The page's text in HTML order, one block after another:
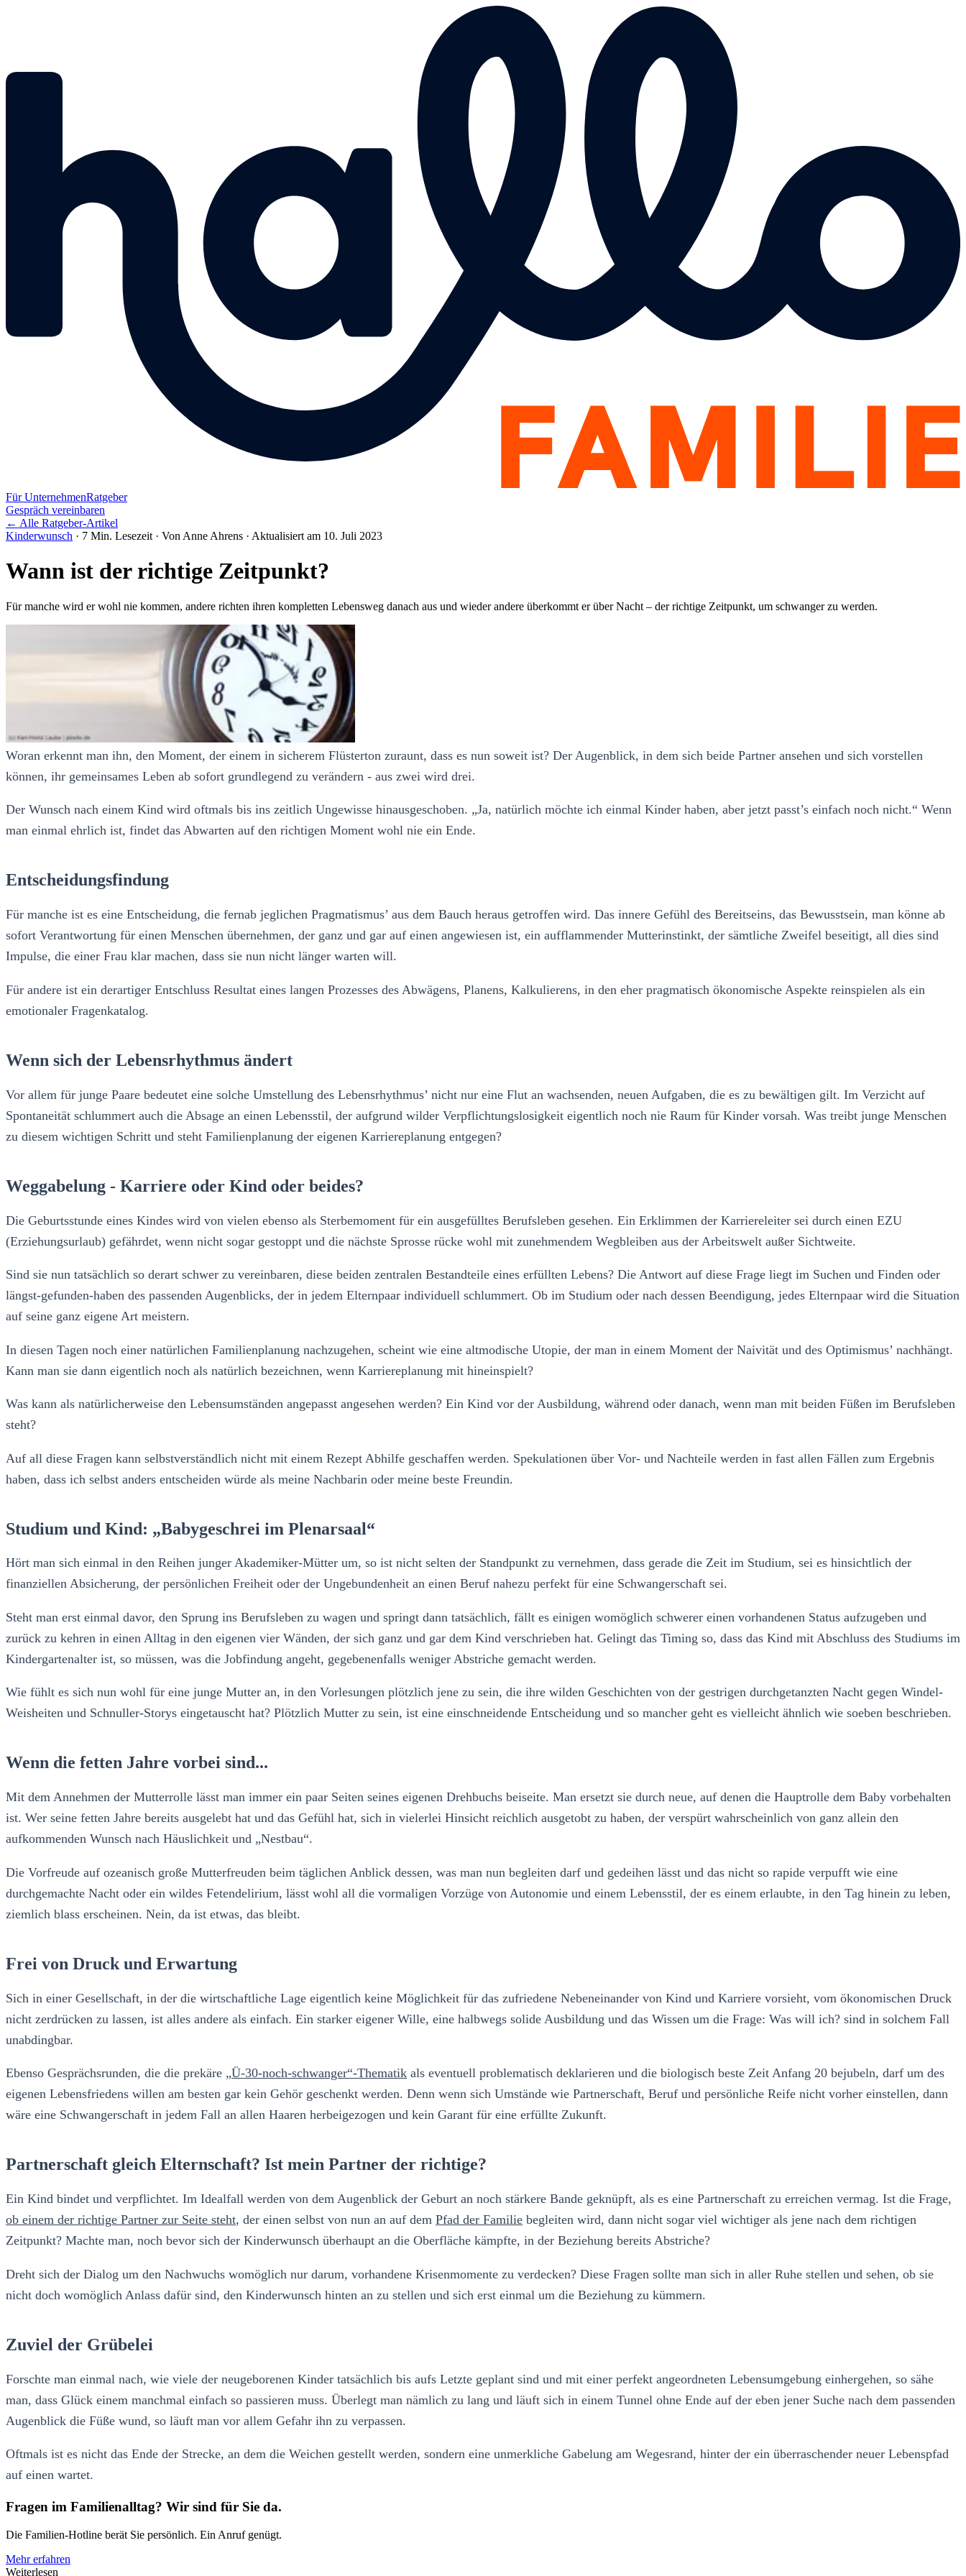
Für UnternehmenRatgeber
Gespräch vereinbaren
← Alle Ratgeber-Artikel
Kinderwunsch · 7 Min. Lesezeit · Von Anne Ahrens · Aktualisiert am 10. Juli 2023
Wann ist der richtige Zeitpunkt?
Für manche wird er wohl nie kommen, andere richten ihren kompletten Lebensweg danach aus und wieder andere überkommt er über Nacht – der richtige Zeitpunkt, um schwanger zu werden.
Woran erkennt man ihn, den Moment, der einem in sicherem Flüsterton zuraunt, dass es nun soweit ist? Der Augenblick, in dem sich beide Partner ansehen und sich vorstellen
können, ihr gemeinsames Leben ab sofort grundlegend zu verändern - aus zwei wird drei.
Der Wunsch nach einem Kind wird oftmals bis ins zeitlich Ungewisse hinausgeschoben. „Ja, natürlich möchte ich einmal Kinder haben, aber jetzt passt’s einfach noch nicht.“ Wenn
man einmal ehrlich ist, findet das Abwarten auf den richtigen Moment wohl nie ein Ende.
Entscheidungsfindung
Für manche ist es eine Entscheidung, die fernab jeglichen Pragmatismus’ aus dem Bauch heraus getroffen wird. Das innere Gefühl des Bereitseins, das Bewusstsein, man könne ab
sofort Verantwortung für einen Menschen übernehmen, der ganz und gar auf einen angewiesen ist, ein aufflammender Mutterinstinkt, der sämtliche Zweifel beseitigt, all dies sind
Impulse, die einer Frau klar machen, dass sie nun nicht länger warten will.
Für andere ist ein derartiger Entschluss Resultat eines langen Prozesses des Abwägens, Planens, Kalkulierens, in den eher pragmatisch ökonomische Aspekte reinspielen als ein
emotionaler Fragenkatalog.
Wenn sich der Lebensrhythmus ändert
Vor allem für junge Paare bedeutet eine solche Umstellung des Lebensrhythmus’ nicht nur eine Flut an wachsenden, neuen Aufgaben, die es zu bewältigen gilt. Im Verzicht auf
Spontaneität schlummert auch die Absage an einen Lebensstil, der aufgrund wilder Verpflichtungslosigkeit eigentlich noch nie Raum für Kinder vorsah. Was treibt junge Menschen
zu diesem wichtigen Schritt und steht Familienplanung der eigenen Karriereplanung entgegen?
Weggabelung - Karriere oder Kind oder beides?
Die Geburtsstunde eines Kindes wird von vielen ebenso als Sterbemoment für ein ausgefülltes Berufsleben gesehen. Ein Erklimmen der Karriereleiter sei durch einen EZU
(Erziehungsurlaub) gefährdet, wenn nicht sogar gestoppt und die nächste Sprosse rücke wohl mit zunehmendem Wegbleiben aus der Arbeitswelt außer Sichtweite.
Sind sie nun tatsächlich so derart schwer zu vereinbaren, diese beiden zentralen Bestandteile eines erfüllten Lebens? Die Antwort auf diese Frage liegt im Suchen und Finden oder
längst-gefunden-haben des passenden Augenblicks, der in jedem Elternpaar individuell schlummert. Ob im Studium oder nach dessen Beendigung, jedes Elternpaar wird die Situation
auf seine ganz eigene Art meistern.
In diesen Tagen noch einer natürlichen Familienplanung nachzugehen, scheint wie eine altmodische Utopie, der man in einem Moment der Naivität und des Optimismus’ nachhängt.
Kann man sie dann eigentlich noch als natürlich bezeichnen, wenn Karriereplanung mit hineinspielt?
Was kann als natürlicherweise den Lebensumständen angepasst angesehen werden? Ein Kind vor der Ausbildung, während oder danach, wenn man mit beiden Füßen im Berufsleben
steht?
Auf all diese Fragen kann selbstverständlich nicht mit einem Rezept Abhilfe geschaffen werden. Spekulationen über Vor- und Nachteile werden in fast allen Fällen zum Ergebnis
haben, dass ich selbst anders entscheiden würde als meine Nachbarin oder meine beste Freundin.
Studium und Kind: „Babygeschrei im Plenarsaal“
Hört man sich einmal in den Reihen junger Akademiker-Mütter um, so ist nicht selten der Standpunkt zu vernehmen, dass gerade die Zeit im Studium, sei es hinsichtlich der
finanziellen Absicherung, der persönlichen Freiheit oder der Ungebundenheit an einen Beruf nahezu perfekt für eine Schwangerschaft sei.
Steht man erst einmal davor, den Sprung ins Berufsleben zu wagen und springt dann tatsächlich, fällt es einigen womöglich schwerer einen vorhandenen Status aufzugeben und
zurück zu kehren in einen Alltag in den eigenen vier Wänden, der sich ganz und gar dem Kind verschrieben hat. Gelingt das Timing so, dass das Kind mit Abschluss des Studiums im
Kindergartenalter ist, so müssen, was die Jobfindung angeht, gegebenenfalls weniger Abstriche gemacht werden.
Wie fühlt es sich nun wohl für eine junge Mutter an, in den Vorlesungen plötzlich jene zu sein, die ihre wilden Geschichten von der gestrigen durchgetanzten Nacht gegen Windel-
Weisheiten und Schnuller-Storys eingetauscht hat? Plötzlich Mutter zu sein, ist eine einschneidende Entscheidung und so mancher geht es vielleicht ähnlich wie soeben beschrieben.
Wenn die fetten Jahre vorbei sind...
Mit dem Annehmen der Mutterrolle lässt man immer ein paar Seiten seines eigenen Drehbuchs beiseite. Man ersetzt sie durch neue, auf denen die Hauptrolle dem Baby vorbehalten
ist. Wer seine fetten Jahre bereits ausgelebt hat und das Gefühl hat, sich in vielerlei Hinsicht reichlich ausgetobt zu haben, der verspürt wahrscheinlich von ganz allein den
aufkommenden Wunsch nach Häuslichkeit und „Nestbau“.
Die Vorfreude auf ozeanisch große Mutterfreuden beim täglichen Anblick dessen, was man nun begleiten darf und gedeihen lässt und das nicht so rapide verpufft wie eine
durchgemachte Nacht oder ein wildes Fetendelirium, lässt wohl all die vormaligen Vorzüge von Autonomie und einem Lebensstil, der es einem erlaubte, in den Tag hinein zu leben,
ziemlich blass erscheinen. Nein, da ist etwas, das bleibt.
Frei von Druck und Erwartung
Sich in einer Gesellschaft, in der die wirtschaftliche Lage eigentlich keine Möglichkeit für das zufriedene Nebeneinander von Kind und Karriere vorsieht, vom ökonomischen Druck
nicht zerdrücken zu lassen, ist alles andere als einfach. Ein starker eigener Wille, eine halbwegs solide Ausbildung und das Wissen um die Frage: Was will ich? sind in solchem Fall
unabdingbar.
Ebenso Gesprächsrunden, die die prekäre „Ü-30-noch-schwanger“-Thematik als eventuell problematisch deklarieren und die biologisch beste Zeit Anfang 20 bejubeln, darf um des
eigenen Lebensfriedens willen am besten gar kein Gehör geschenkt werden. Denn wenn sich Umstände wie Partnerschaft, Beruf und persönliche Reife nicht vorher einstellen, dann
wäre eine Schwangerschaft in jedem Fall an allen Haaren herbeigezogen und kein Garant für eine erfüllte Zukunft.
Partnerschaft gleich Elternschaft? Ist mein Partner der richtige?
Ein Kind bindet und verpflichtet. Im Idealfall werden von dem Augenblick der Geburt an noch stärkere Bande geknüpft, als es eine Partnerschaft zu erreichen vermag. Ist die Frage,
ob einem der richtige Partner zur Seite steht, der einen selbst von nun an auf dem Pfad der Familie begleiten wird, dann nicht sogar viel wichtiger als jene nach dem richtigen
Zeitpunkt? Machte man, noch bevor sich der Kinderwunsch überhaupt an die Oberfläche kämpfte, in der Beziehung bereits Abstriche?
Dreht sich der Dialog um den Nachwuchs womöglich nur darum, vorhandene Krisenmomente zu verdecken? Diese Fragen sollte man sich in aller Ruhe stellen und sehen, ob sie
nicht doch womöglich Anlass dafür sind, den Kinderwunsch hinten an zu stellen und sich erst einmal um die Beziehung zu kümmern.
Zuviel der Grübelei
Forschte man einmal nach, wie viele der neugeborenen Kinder tatsächlich bis aufs Letzte geplant sind und mit einer perfekt angeordneten Lebensumgebung einhergehen, so sähe
man, dass Glück einem manchmal einfach so passieren muss. Überlegt man nämlich zu lang und läuft sich in einem Tunnel ohne Ende auf der eben jener Suche nach dem passenden
Augenblick die Füße wund, so läuft man vor allem Gefahr ihn zu verpassen.
Oftmals ist es nicht das Ende der Strecke, an dem die Weichen gestellt werden, sondern eine unmerkliche Gabelung am Wegesrand, hinter der ein überraschender neuer Lebenspfad
auf einen wartet.
Fragen im Familienalltag? Wir sind für Sie da.
Die Familien-Hotline berät Sie persönlich. Ein Anruf genügt.
Mehr erfahren
Weiterlesen